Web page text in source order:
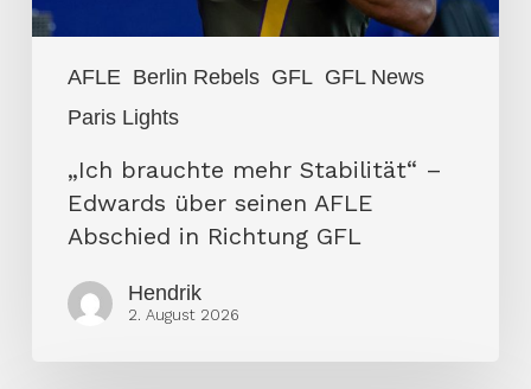
AFLE Berlin Rebels GFL GFL News
Paris Lights
AFLE
Richtung
„Ich brauchte mehr Stabilität“ –
Edwards über seinen AFLE
Abschied in Richtung GFL
Hendrik
2. August 2026